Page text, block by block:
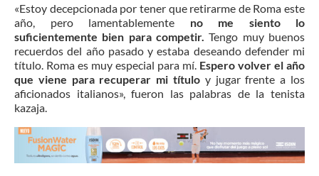
«Estoy decepcionada por tener que retirarme de Roma este
año, pero lamentablemente no me siento lo
suficientemente bien para competir. Tengo muy buenos
recuerdos del año pasado y estaba deseando defender mi
título. Roma es muy especial para mí. Espero volver el año
que viene para recuperar mi título y jugar frente a los
aficionados italianos», fueron las palabras de la tenista
kazaja.